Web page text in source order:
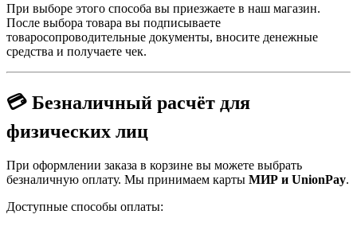
При выборе этого способа вы приезжаете в наш магазин.
После выбора товара вы подписываете
товаросопроводительные документы, вносите денежные
средства и получаете чек.
💳 Безналичный расчёт для
физических лиц
При оформлении заказа в корзине вы можете выбрать
безналичную оплату. Мы принимаем карты МИР и UnionPay.
Доступные способы оплаты: